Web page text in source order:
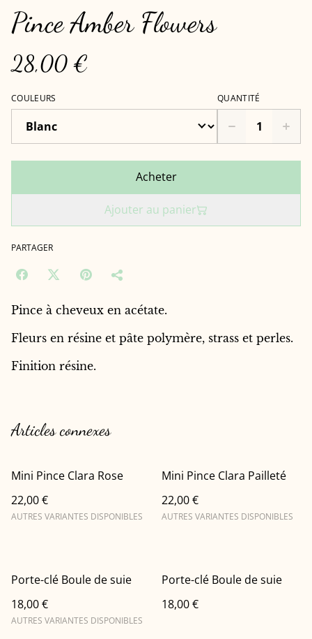
Pince Amber Flowers
28,00 €
COULEURS QUANTITÉ
Acheter
Ajouter au panier
PARTAGER
Pince à cheveux en acétate.
Fleurs en résine et pâte polymère, strass et perles.
Finition résine.
Articles connexes
Mini Pince Clara Rose
22,00 €
AUTRES VARIANTES DISPONIBLES
Mini Pince Clara Pailleté
22,00 €
AUTRES VARIANTES DISPONIBLES
Porte-clé Boule de suie
18,00 €
AUTRES VARIANTES DISPONIBLES
Porte-clé Boule de suie
18,00 €